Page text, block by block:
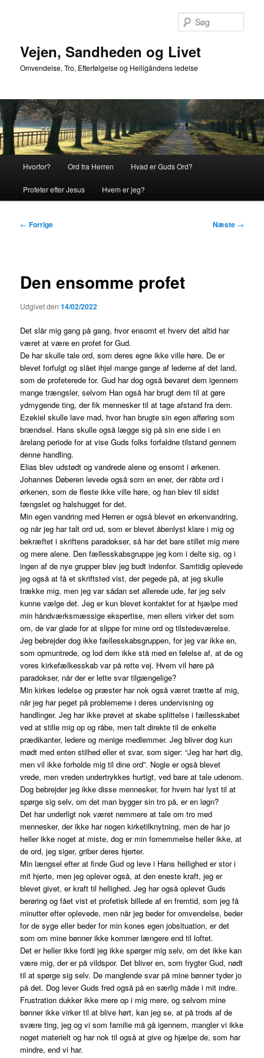
Vejen, Sandheden og Livet
Omvendelse, Tro, Efterfølgelse og Helligåndens ledelse
Hvorfor? Ord fra Herren Hvad er Guds Ord?
Profeter efter Jesus Hvem er jeg?
Indlægsnavigation
← Forrige Næste →
Den ensomme profet
Udgivet den14/02/2022
Det slår mig gang på gang, hvor ensomt et hverv det altid har
været at være en profet for Gud.
De har skulle tale ord, som deres egne ikke ville høre. De er
blevet forfulgt og slået ihjel mange gange af lederne af det land,
som de profeterede for. Gud har dog også bevaret dem igennem
mange trængsler, selvom Han også har brugt dem til at gøre
ydmygende ting, der fik mennesker til at tage afstand fra dem.
Ezekiel skulle lave mad, hvor han brugte sin egen afføring som
brændsel. Hans skulle også lægge sig på sin ene side i en
årelang periode for at vise Guds folks forfaldne tilstand gennem
denne handling.
Elias blev udstødt og vandrede alene og ensomt i ørkenen.
Johannes Døberen levede også som en ener, der råbte ord i
ørkenen, som de fleste ikke ville høre, og han blev til sidst
fængslet og halshugget for det.
Min egen vandring med Herren er også blevet en ørkenvandring,
og når jeg har talt ord ud, som er blevet åbenlyst klare i mig og
bekræftet i skriftens paradokser, så har det bare stillet mig mere
og mere alene. Den fællesskabsgruppe jeg kom i delte sig, og i
ingen af de nye grupper blev jeg budt indenfor. Samtidig oplevede
jeg også at få et skriftsted vist, der pegede på, at jeg skulle
trække mig, men jeg var sådan set allerede ude, før jeg selv
kunne vælge det. Jeg er kun blevet kontaktet for at hjælpe med
min håndværksmæssige ekspertise, men ellers virker det som
om, de var glade for at slippe for mine ord og tilstedeværelse.
Jeg bebrejder dog ikke fællesskabsgruppen, for jeg var ikke en,
som opmuntrede, og lod dem ikke stå med en følelse af, at de og
vores kirkefælkesskab var på rette vej. Hvem vil høre på
paradokser, når der er lette svar tilgængelige?
Min kirkes ledelse og præster har nok også været trætte af mig,
når jeg har peget på problemerne i deres undervisning og
handlinger. Jeg har ikke prøvet at skabe splittelse i fællesskabet
ved at stille mig op og råbe, men talt direkte til de enkelte
prædikanter, ledere og menige medlemmer. Jeg bliver dog kun
mødt med enten stilhed eller et svar, som siger: “Jeg har hørt dig,
men vil ikke forholde mig til dine ord”. Nogle er også blevet
vrede, men vreden undertrykkes hurtigt, ved bare at tale udenom.
Dog bebrejder jeg ikke disse mennesker, for hvem har lyst til at
spørge sig selv, om det man bygger sin tro på, er en løgn?
Det har underligt nok været nemmere at tale om tro med
mennesker, der ikke har nogen kirketilknytning, men de har jo
heller ikke noget at miste, dog er min fornemmelse heller ikke, at
de ord, jeg siger, griber deres hjerter.
Min længsel efter at finde Gud og leve i Hans hellighed er stor i
mit hjerte, men jeg oplever også, at den eneste kraft, jeg er
blevet givet, er kraft til hellighed. Jeg har også oplevet Guds
berøring og fået vist et profetisk billede af en fremtid, som jeg få
minutter efter oplevede, men når jeg beder for omvendelse, beder
for de syge eller beder for min kones egen jobsituation, er det
som om mine bønner ikke kommer længere end til loftet.
Det er heller ikke fordi jeg ikke spørger mig selv, om det ikke kan
være mig, der er på vildspor. Det bliver en, som frygter Gud, nødt
til at spørge sig selv. De manglende svar på mine bønner tyder jo
på det. Dog lever Guds fred også på en særlig måde i mit indre.
Frustration dukker ikke mere op i mig mere, og selvom mine
bønner ikke virker til at blive hørt, kan jeg se, at på trods af de
svære ting, jeg og vi som familie må gå igennem, mangler vi ikke
noget materielt og har nok til også at give og hjælpe de, som har
mindre, end vi har.